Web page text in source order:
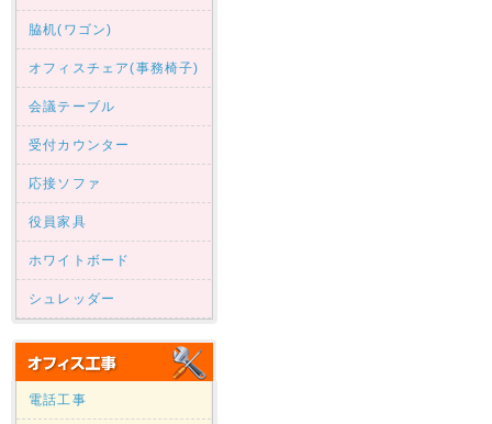
脇机(ワゴン)
オフィスチェア(事務椅子)
会議テーブル
受付カウンター
応接ソファ
役員家具
ホワイトボード
シュレッダー
電話工事